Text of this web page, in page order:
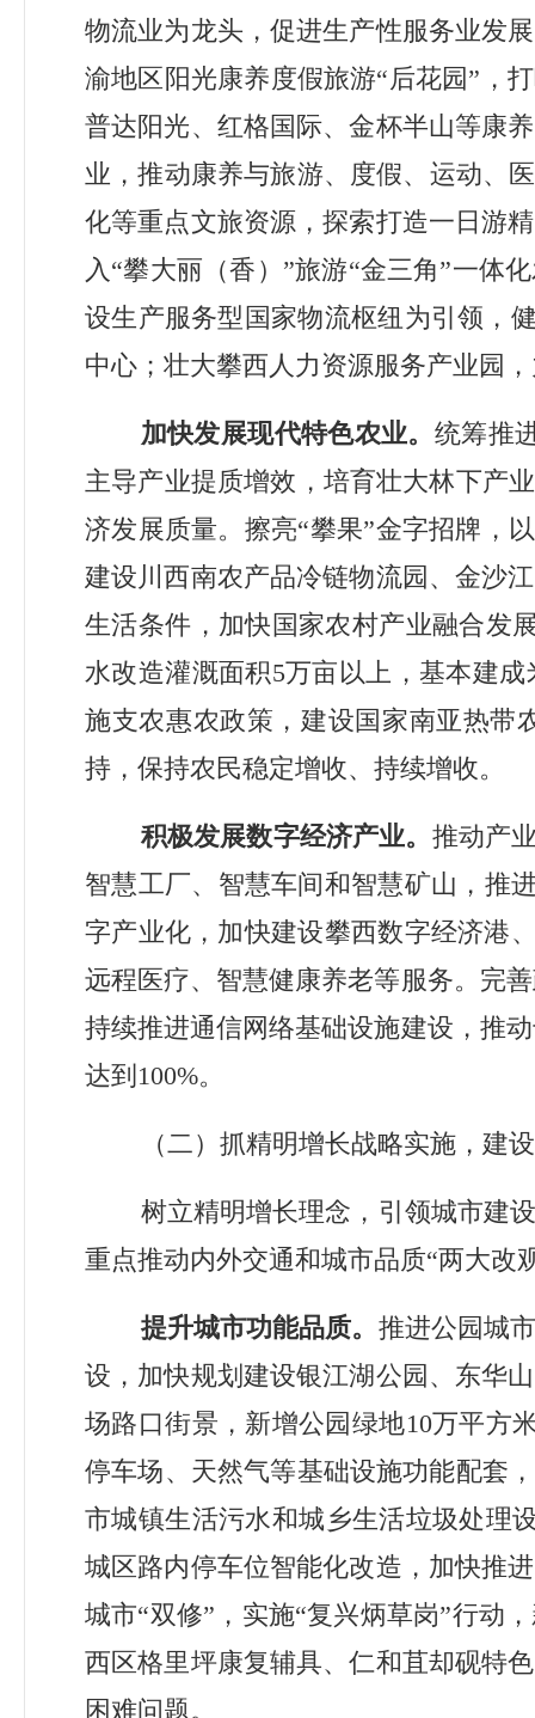
物流业为龙头，促进生产性服务业发
渝地区阳光康养度假旅游“后花园 ” ，
普达阳光、红格国际、金杯半山等康
业 ，推动康养与旅游、度假、运动、
化等重点文旅资源，探索打造一日游
入“攀大丽（香） ”旅游“金三角”一体
设生产服务型国家物流枢纽为引领，
中心；壮大攀西人力资源服务产业园
加快发展现代特色农业。 统筹推
主导产业提质增效，培育壮大林下产
济发展质量。擦亮“攀果”金字招牌，以
建设川西南农产品冷链物流园、金沙
生活条件，加快国家农村产业融合发
水改造灌溉面积5万亩以上， 基本建成
施支农惠农政策，建设国家南亚热带
持，保持农民稳定增收、持续增收。
积极发展数字经济产业。 推动产
智慧工厂、智慧车间和智慧矿山， 推
字产业化，加快建设攀西数字经济港
远程医疗、智慧健康养老等服务。完
持续推进通信网络基础设施建设，推
达到 100%。
（二）抓精明增长战略实施，建
树立精明增长理念，引领城市建
重点推动内外交通和城市品质“两大改
提升城市功能品质。 推进公园城
设，加快规划建设银江湖公园、东华
场路口街景，新增公园绿地10万平方
停车场、天然气等基础设施功能配套，
市城镇生活污水和城乡生活垃圾处理
城区路内停车位智能化改造，加快推
城市“双修” ， 实施“复兴炳草岗”行动
西区格里坪康复辅具、仁和苴却砚特
困难问题。